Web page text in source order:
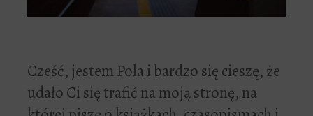
Cześć, jestem Pola i bardzo się cieszę, że
udało Ci się trafić na moją stronę, na